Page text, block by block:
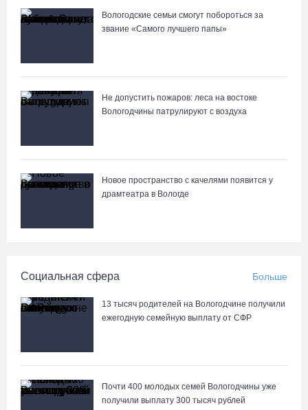
05.08.26 / 15:44
05.08.26 / 15:25
космическую галерею
В Вологде две сестры из-за замены домофона перевели
мошенникам 3,5 млн рублей
05.08.26 / 12:58
Вологодские семьи смогут побороться за
звание «Самого лучшего папы»
Не допустить пожаров: леса на востоке
Вологодчины патрулируют с воздуха
Новое пространство с качелями появится у
драмтеатра в Вологде
Социальная сфера Больше
13 тысяч родителей на Вологодчине получили
ежегодную семейную выплату от СФР
Почти 400 молодых семей Вологодчины уже
получили выплату 300 тысяч рублей